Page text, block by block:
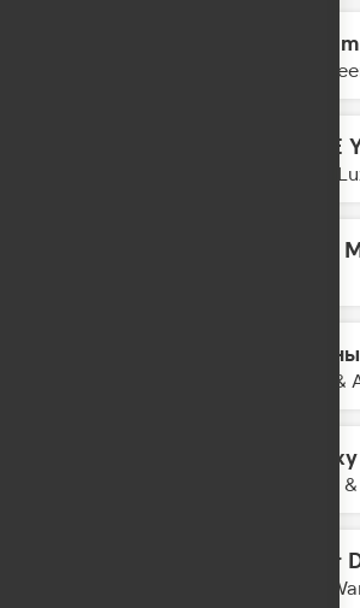
Azizam
Ed
LOVE
Loud
Meet
Artik &
Galaxy
Kungs
Fever
Alex